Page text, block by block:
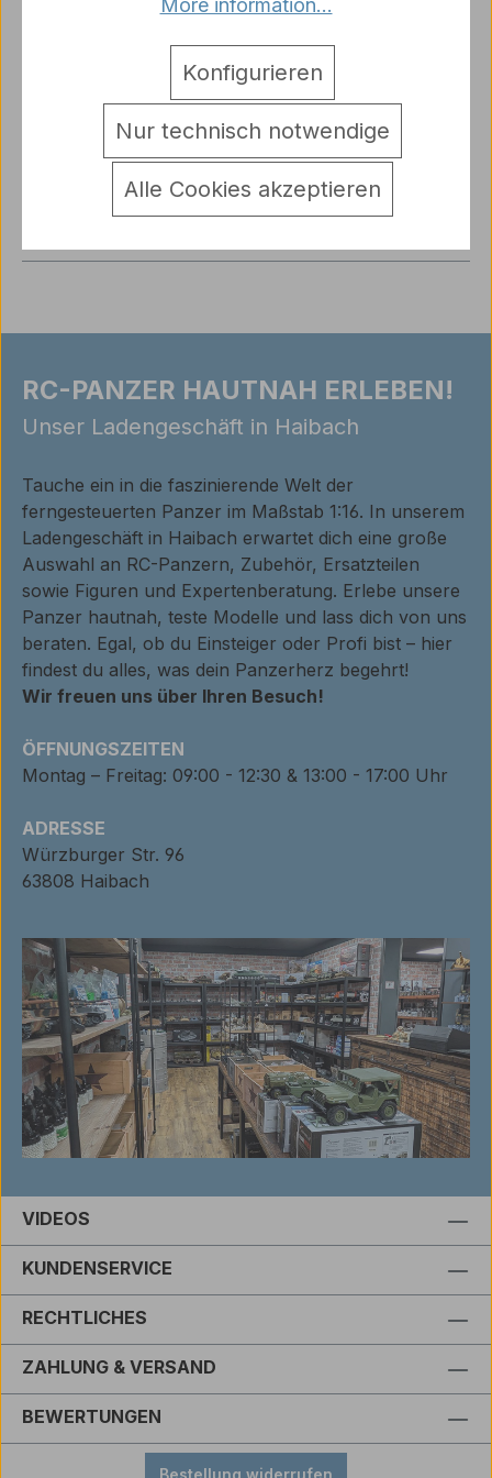
Maßstab 1:16 Verbessern Sie die Optik und
Performan…Mehr
Warnhinweise
RC-PANZER HAUTNAH ERLEBEN!
Unser Ladengeschäft in Haibach
Tauche ein in die faszinierende Welt der
ferngesteuerten Panzer im Maßstab 1:16. In unserem
Ladengeschäft in Haibach erwartet dich eine große
Auswahl an RC-Panzern, Zubehör, Ersatzteilen
sowie Figuren und Expertenberatung. Erlebe unsere
Panzer hautnah, teste Modelle und lass dich von uns
beraten. Egal, ob du Einsteiger oder Profi bist – hier
findest du alles, was dein Panzerherz begehrt!
Wir freuen uns über Ihren Besuch!
ÖFFNUNGSZEITEN
Montag – Freitag: 09:00 - 12:30 & 13:00 - 17:00 Uhr
ADRESSE
Würzburger Str. 96
63808 Haibach
VIDEOS
KUNDENSERVICE
RECHTLICHES
ZAHLUNG & VERSAND
BEWERTUNGEN
Bestellung widerrufen
More information...
Nur technisch notwendige
Konfigurieren
Alle Cookies akzeptieren